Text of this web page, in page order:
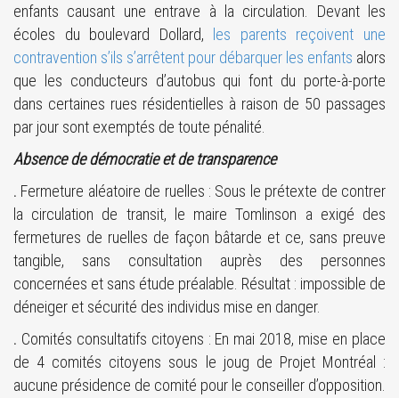
enfants causant une entrave à la circulation. Devant les
écoles du boulevard Dollard,
les parents reçoivent une
contravention s’ils s’arrêtent pour débarquer les enfants alors
que les conducteurs d’autobus qui font du porte-à-porte
dans certaines rues résidentielles à raison de 50 passages
par jour sont exemptés de toute pénalité.
Absence de démocratie et de transparence
. Fermeture aléatoire de ruelles : Sous le prétexte de contrer
la circulation de transit, le maire Tomlinson a exigé des
fermetures de ruelles de façon bâtarde et ce, sans preuve
tangible, sans consultation auprès des personnes
concernées et sans étude préalable. Résultat : impossible de
déneiger et sécurité des individus mise en danger.
. Comités consultatifs citoyens : En mai 2018, mise en place
de 4 comités citoyens sous le joug de Projet Montréal :
aucune présidence de comité pour le conseiller d’opposition.